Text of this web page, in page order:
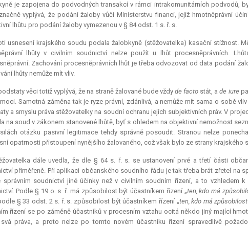
je zapojena do podvodných transakcí v rámci intrakomunitárních podvodů,
vyplývá, že podání žaloby vůči Ministerstvu financí, jejíž hmotněprávní
lhůtu pro podání žaloby vymezenou v § 84 odst. 1 s. ř. s.
usnesení krajského soudu podala žalobkyně (stěžovatelka) kasační stížnost.
lhůty v civilním soudnictví nelze použít u lhůt procesněprávních.
Zachování procesněprávních lhůt je třeba odvozovat od data podání
lhůty nemůže mít vliv.
věci totiž vyplývá, že na straně žalované bude vždyde facto stát, ade iure
Samotná záměna tak je ryze právní, zdánlivá, a nemůže mít sama o sobě
a smyslu práva stěžovatelky na soudní ochranu jejích subjektivních práv. V
na soud v zákonem stanovené lhůtě, byť s ohledem na objektivní nemožnost
otázku pasivní legitimace tehdy správně posoudit. Stranou nelze
opatrnosti přistoupení nynějšího žalovaného, což však bylo ze strany krajského
dále uvedla, že dle § 64 s. ř. s. se ustanovení prvé a třetí části
přiměřeně. Při aplikaci občanského soudního řádu je tak třeba brát zřetel na
správním soudnictví jiné účinky než v civilním soudním řízení, a to vzhledem
Podle § 19 o. s. ř. má způsobilost být účastníkem řízení „ten, kdo má
§ 33 odst. 2 s. ř. s. způsobilost být účastníkem řízení „ten, kdo má
řízení se po záměně účastníků v procesním vztahu ocitá někdo jiný mající
svá práva, a proto nelze po tomto novém účastníku řízení spravedlivě